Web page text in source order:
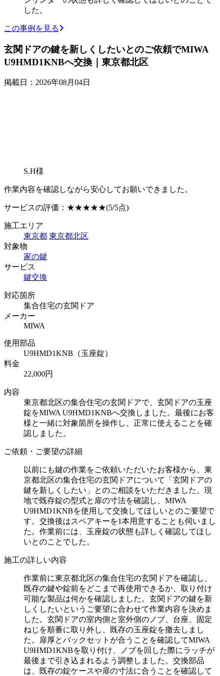
した。
この事例を見る
玄関ドアの鍵を新しくしたいとのご依頼でMIWA
U9HMD1KNBへ交換｜東京都北区
掲載日：2026年08月04日
S.H様
作業内容を確認しながら安心してお願いできました。
サービスの評価： ★★★★★(5/5点)
施工エリア
東京都 東京都北区
対象物
家の鍵
サービス
鍵交換
対応箇所
集合住宅の玄関ドア
メーカー
MIWA
使用部品
U9HMD1KNB（玉座錠）
料金
22,000円
内容
東京都北区の集合住宅の玄関ドアで、玄関ドアの玉座
錠をMIWA U9HMD1KNBへ交換しました。最後にお客
様と一緒に対象箇所を操作し、正常に使えることを確
認しました。
ご依頼・ご要望の詳細
以前にも鍵の作業をご依頼いただいたお客様から、東
京都北区の集合住宅の玄関ドアについて「玄関ドアの
鍵を新しくしたい」とのご相談をいただきました。現
地で既存錠の型式と扉の寸法を確認し、MIWA
U9HMD1KNBを使用して交換してほしいとのご要望で
す。交換後はスペアキーを1本用意することも伺いまし
た。作業前には、玉座錠の状態も詳しく確認してほし
いとのことでした。
施工の詳しい内容
作業前に東京都北区の集合住宅の玄関ドアを確認し、
既存の鍵や錠前をどこまで再使用できるか、取り付け
可能な製品は何かを確認しました。玄関ドアの鍵を新
しくしたいというご要望に合わせて作業内容を決めま
した。玄関ドアの室内側と室外側のノブ、台座、固定
ねじを順番に取り外し、既存の玉座錠を撤去しまし
た。扉厚とバックセットが合うことを確認してMIWA
U9HMD1KNBを取り付け、ノブを回した際にラッチが
最後まで引き込まれるよう調整しました。交換部品
は、既存の錠ケースや扉の寸法に合うことを確認して